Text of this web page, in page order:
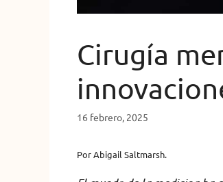
Cirugía
16 febrero, 2025
Por Abigail Saltmarsh.